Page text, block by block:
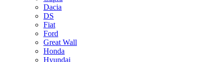
Dacia
DS
Fiat
Ford
Great Wall
Honda
Hyundai